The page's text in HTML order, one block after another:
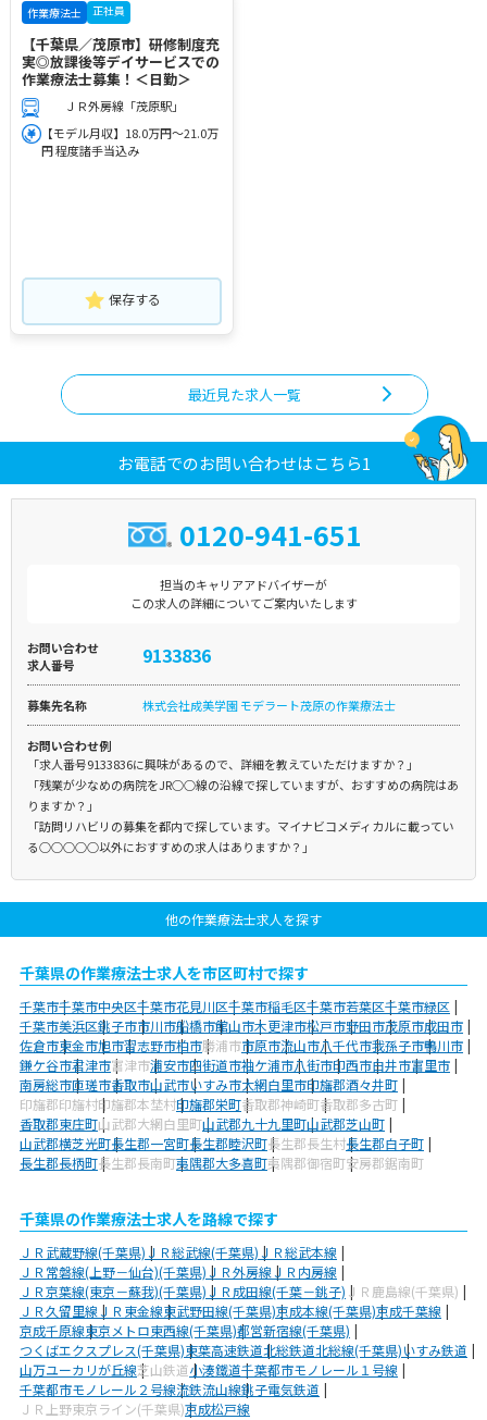
作業療法士 正社員
【千葉県／茂原市】研修制度充
実◎放課後等デイサービスでの
作業療法士募集！＜日勤＞
ＪＲ外房線「茂原駅」
【モデル月収】18.0万円～21.0万
円 程度諸手当込み
保存する
最近見た求人一覧
お電話でのお問い合わせはこちら1
0120-941-651
担当のキャリアアドバイザーが
この求人の詳細についてご案内いたします
お問い合わせ
求人番号
9133836
募集先名称 株式会社成美学園 モデラート茂原の作業療法士
お問い合わせ例
「求人番号9133836に興味があるので、詳細を教えていただけますか？」
「残業が少なめの病院をJR○○線の沿線で探していますが、おすすめの病院はあ
りますか？」
「訪問リハビリの募集を都内で探しています。マイナビコメディカルに載ってい
る○○○○○以外におすすめの求人はありますか？」
他の作業療法士求人を探す
千葉県の作業療法士求人を市区町村で探す
千葉市千葉市中央区千葉市花見川区千葉市稲毛区千葉市若葉区千葉市緑区
千葉市美浜区銚子市市川市船橋市館山市木更津市松戸市野田市茂原市成田市
佐倉市東金市旭市習志野市柏市勝浦市市原市流山市八千代市我孫子市鴨川市
鎌ケ谷市君津市富津市浦安市四街道市袖ケ浦市八街市印西市白井市富里市
南房総市匝瑳市香取市山武市いすみ市大網白里市印旛郡酒々井町
印旛郡印旛村印旛郡本埜村印旛郡栄町香取郡神崎町香取郡多古町
香取郡東庄町山武郡大網白里町山武郡九十九里町山武郡芝山町
山武郡横芝光町長生郡一宮町長生郡睦沢町長生郡長生村長生郡白子町
長生郡長柄町長生郡長南町夷隅郡大多喜町夷隅郡御宿町安房郡鋸南町
千葉県の作業療法士求人を路線で探す
ＪＲ武蔵野線(千葉県)ＪＲ総武線(千葉県)ＪＲ総武本線
ＪＲ常磐線(上野－仙台)(千葉県)ＪＲ外房線ＪＲ内房線
ＪＲ京葉線(東京－蘇我)(千葉県)ＪＲ成田線(千葉－銚子) ＪＲ鹿島線(千葉県)
ＪＲ久留里線ＪＲ東金線東武野田線(千葉県)京成本線(千葉県)京成千葉線
京成千原線東京メトロ東西線(千葉県)都営新宿線(千葉県)
つくばエクスプレス(千葉県)東葉高速鉄道北総鉄道北総線(千葉県)いすみ鉄道
山万ユーカリが丘線芝山鉄道小湊鐵道千葉都市モノレール１号線
千葉都市モノレール２号線流鉄流山線銚子電気鉄道
ＪＲ上野東京ライン(千葉県)京成松戸線